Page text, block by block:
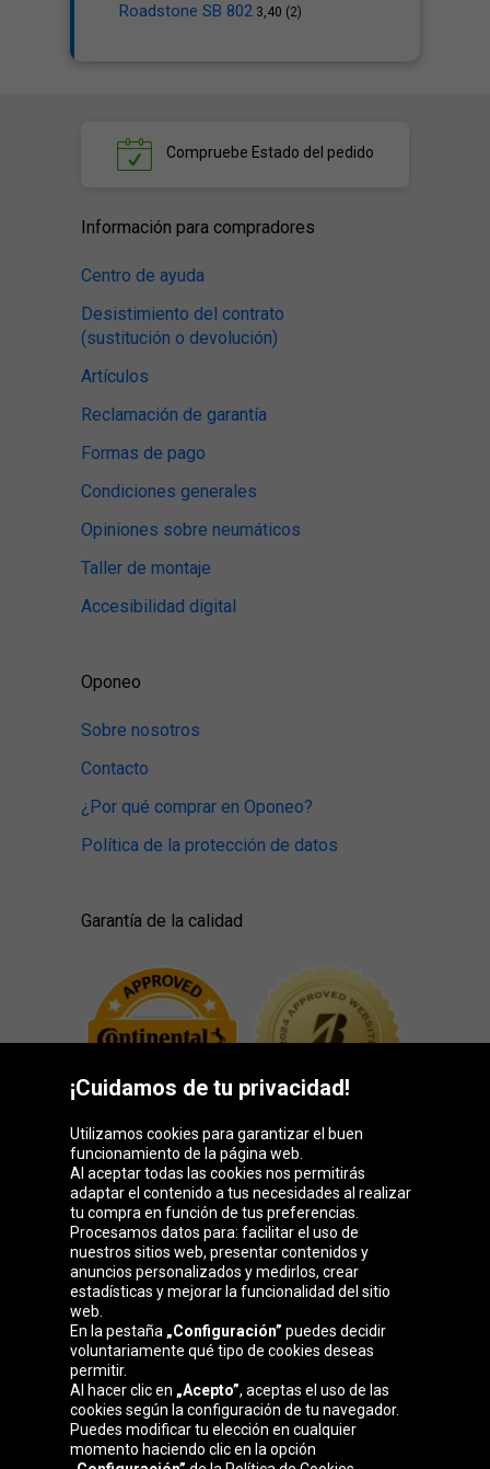
Roadstone SB 802 3,40 (2)
Compruebe Estado del pedido
Información para compradores
Centro de ayuda
Desistimiento del contrato
(sustitución o devolución)
Artículos
Reclamación de garantía
Formas de pago
Condiciones generales
Opiniones sobre neumáticos
Taller de montaje
Accesibilidad digital
Oponeo
Sobre nosotros
Contacto
¿Por qué comprar en Oponeo?
Política de la protección de datos
Garantía de la calidad
Grupo Oponeo
Belgique
republika
France Italia Magyarország Nederland
¡Cuidamos de tu privacidad!
Utilizamos cookies para garantizar el buen
funcionamiento de la página web.
Al aceptar todas las cookies nos permitirás
adaptar el contenido a tus necesidades al realizar
tu compra en función de tus preferencias.
Procesamos datos para: facilitar el uso de
nuestros sitios web, presentar contenidos y
anuncios personalizados y medirlos, crear
estadísticas y mejorar la funcionalidad del sitio
web.
En la pestaña „Configuración” puedes decidir
voluntariamente qué tipo de cookies deseas
permitir.
Al hacer clic en „Acepto”, aceptas el uso de las
cookies según la configuración de tu navegador.
Puedes modificar tu elección en cualquier
momento haciendo clic en la opción